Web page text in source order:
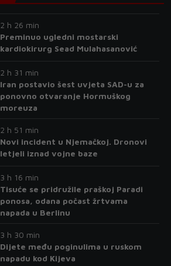
2 h 26 min
Preminuo ugledni mostarski
kardiokirurg Sead Mulahasanović
2 h 31 min
Iran postavio šest uvjeta SAD-u za
ponovno otvaranje Hormuškog
moreuza
2 h 51 min
Novi incident u Njemačkoj. Dronovi
letjeli iznad vojne baze
3 h 16 min
Tisuće se pridružile praškoj Paradi
ponosa, odana počast žrtvama
napada u Berlinu
3 h 30 min
Dijete među poginulima u ruskom
napadu kod Kijeva